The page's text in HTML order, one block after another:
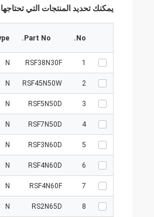
يمكنك تحديد المنتجات التي
No.
Part No.
1
RSF38N30F
N
2
RSF45N50W
N
3
RSF5N50D
N
4
RSF7N50D
N
5
RSF3N60D
N
6
RSF4N60D
N
7
RSF4N60F
N
8
RS2N65D
N